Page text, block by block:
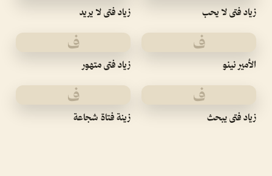
زياد فتى لا يحب زياد فتى لا يريد
ف
الأمير نينو
ف
زياد فتى متهور
ف
زياد فتى يبحث
ف
زينة فتاة شجاعة